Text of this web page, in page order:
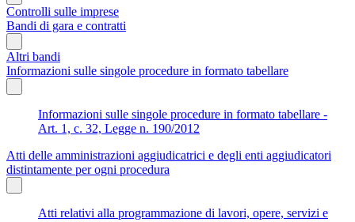
Controlli sulle imprese
Bandi di gara e contratti
Altri bandi
Informazioni sulle singole procedure in formato tabellare
Informazioni sulle singole procedure in formato tabellare -
Art. 1, c. 32, Legge n. 190/2012
Atti delle amministrazioni aggiudicatrici e degli enti aggiudicatori
distintamente per ogni procedura
Atti relativi alla programmazione di lavori, opere, servizi e